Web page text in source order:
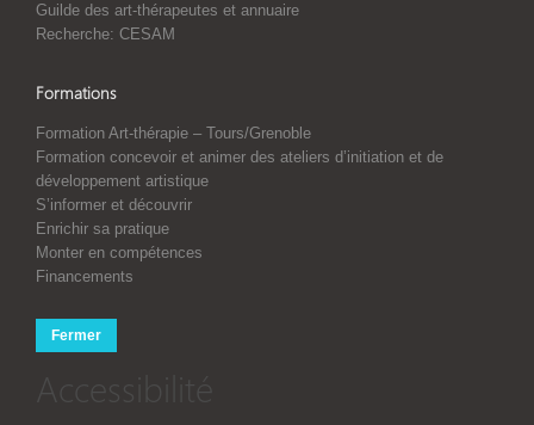
Guilde des art-thérapeutes et annuaire
Recherche: CESAM
Formations
Formation Art-thérapie – Tours/Grenoble
Formation concevoir et animer des ateliers d’initiation et de
développement artistique
S’informer et découvrir
Enrichir sa pratique
Monter en compétences
Financements
Fermer
Accessibilité